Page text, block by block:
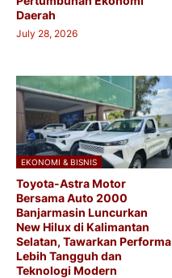
Daerah
July 28, 2026
EKONOMI & BISNIS
Toyota-Astra Motor
Bersama Auto 2000
Banjarmasin Luncurkan
New Hilux di Kalimantan
Selatan, Tawarkan Performa
Lebih Tangguh dan
Teknologi Modern​